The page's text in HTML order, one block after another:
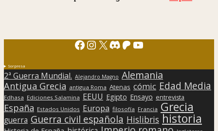
Facebook
Instagram
X Discord
Patreon
YouTube
Sorpresa
2ª Guerra Mundial. Alejandro Magno Alemania
Antigua Grecia antigua Roma Atenas cómic Edad Media
Edhasa Ediciones Salamina EEUU Egipto Ensayo entrevista
España Estados Unidos Europa filosofía Francia Grecia
guerra Guerra civil española Hislibris historia